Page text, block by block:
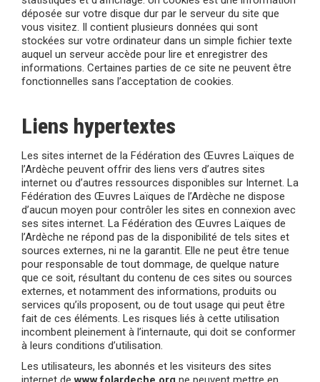
déposée sur votre disque dur par le serveur du site que
vous visitez. Il contient plusieurs données qui sont
stockées sur votre ordinateur dans un simple fichier texte
auquel un serveur accède pour lire et enregistrer des
informations. Certaines parties de ce site ne peuvent être
fonctionnelles sans l’acceptation de cookies.
Liens hypertextes
Les sites internet de la Fédération des Œuvres Laïques de
l’Ardèche peuvent offrir des liens vers d’autres sites
internet ou d’autres ressources disponibles sur Internet. La
Fédération des Œuvres Laïques de l’Ardèche ne dispose
d’aucun moyen pour contrôler les sites en connexion avec
ses sites internet. La Fédération des Œuvres Laïques de
l’Ardèche ne répond pas de la disponibilité de tels sites et
sources externes, ni ne la garantit. Elle ne peut être tenue
pour responsable de tout dommage, de quelque nature
que ce soit, résultant du contenu de ces sites ou sources
externes, et notamment des informations, produits ou
services qu’ils proposent, ou de tout usage qui peut être
fait de ces éléments. Les risques liés à cette utilisation
incombent pleinement à l’internaute, qui doit se conformer
à leurs conditions d’utilisation.
Les utilisateurs, les abonnés et les visiteurs des sites